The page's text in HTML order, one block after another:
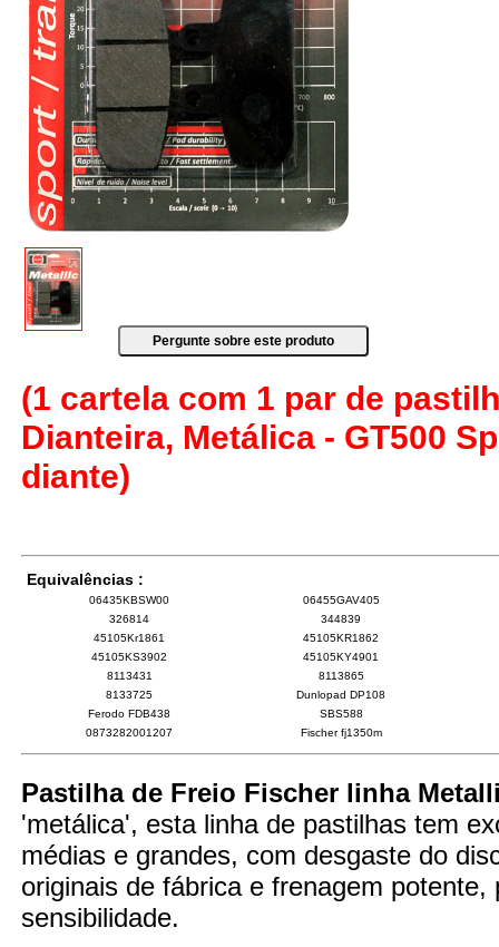
(1 cartela com 1 par de
Dianteira, Metálica - GT500
diante)
Equivalências :
06435KBSW00
06455GAV405
326814
344839
45105Kr1861
45105KR1862
45105KS3902
45105KY4901
8113431
8113865
8133725
Dunlopad DP108
Ferodo FDB438
SBS588
0873282001207
Fischer fj1350m
Pastilha de Freio Fischer linha
'metálica', esta linha de pastilhas tem
médias e grandes, com desgaste do
originais de fábrica e frenagem potente,
sensibilidade.